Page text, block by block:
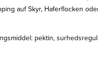
auf Skyr, Haferflocken
pektin,